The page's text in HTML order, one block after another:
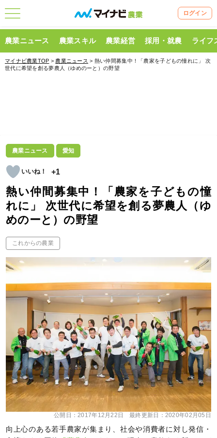
ログイン
農業ニュース 農業スキル 農業経営 採用・就農 ライフ
マイナビ農業TOP > 農業ニュース > 熱い仲間募集中！「農家を子どもの憧れに」 次
世代に希望を創る夢農人（ゆめのーと）の野望
農業ニュース 愛知
+1
熱い仲間募集中！「農家を子どもの憧
れに」 次世代に希望を創る夢農人（ゆ
めのーと）の野望
これからの農業
公開日：2017年12月22日 最終更新日： 2020年02月05日
向上心のある若手農家が集まり、社会や消費者に対し発信・